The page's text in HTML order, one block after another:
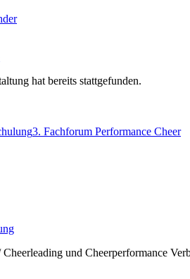
hat bereits stattgefunden.
3. Fachforum Performance Cheer
Cheerleading und Cheerperformance